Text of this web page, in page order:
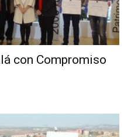
con Compromiso